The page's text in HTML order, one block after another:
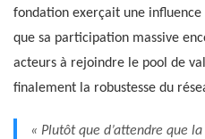
fondation exerçait une
que sa participation massive
acteurs à rejoindre le pool de
finalement la robustesse du
« Plutôt que d’attendre que